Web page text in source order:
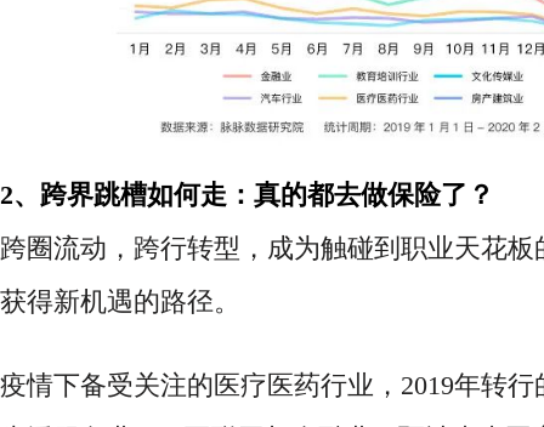
2、跨界跳槽如何走：真的都去做保险了？
跨圈流动，跨行转型，成为触碰到职业天花
获得新机遇的路径。
疫情下备受关注的医疗医药行业， 2019年转